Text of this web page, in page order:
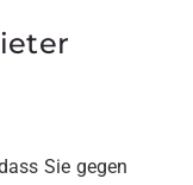
Sie gegen